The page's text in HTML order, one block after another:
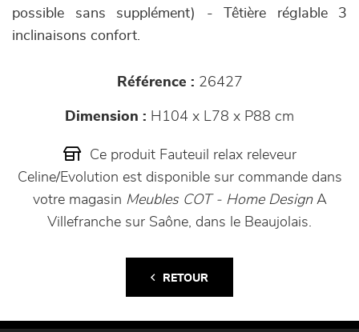
possible sans supplément) - Têtière réglable 3
inclinaisons confort.
Référence : 26427
Dimension : H104 x L78 x P88 cm
Ce produit Fauteuil relax releveur
Celine/Evolution est disponible sur commande dans
votre magasin Meubles COT - Home DesignA
Villefranche sur Saône, dans le Beaujolais.
RETOUR